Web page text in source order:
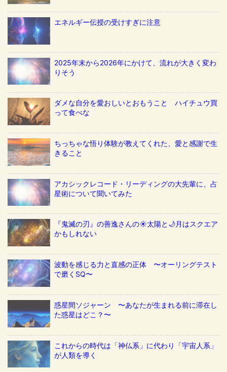
エネルギー伝授の受けすぎに注意
2025年末から2026年にかけて、流れが大きく変わ
りそう
ダメな自分を愛おしいとおもうこと ハイチュウ買
って食べな
ちっちゃな悟り体験が教えてくれた、愛と感謝で生
きること
アカシックレコード・リーディングの大先輩に、占
星術について聞いてみた
『鬼滅の刃』の善逸さんの☀️太陽と🌙月はスクエア
かもしれない
波動を感じる力と直感の正体 〜オーリングテスト
で磨くSQ〜
惑星間ソジャーン 〜あなたが生まれる前に滞在し
た惑星はどこ？〜
これからの時代は「神仏系」に代わり「宇宙人系」
が人類を導く